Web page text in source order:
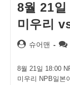
8월 21
미우리
Post슈어맨
8월 21일 18:00
미우리 NPB일본